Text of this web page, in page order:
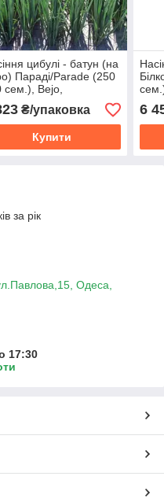
цибулі - батун (на
Параді/Parade (250
сем.), Bejo,
₴/упаковка
Купити
6
за рік
Одеса,
17:30